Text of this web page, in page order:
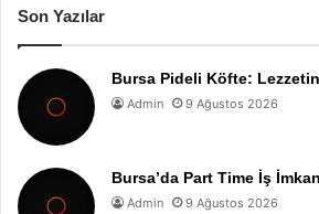
Son Yazılar
Bursa Pideli Köfte:
Admin 9 Ağustos 2026
Bursa’da Part Time İş
Admin 9 Ağustos 2026